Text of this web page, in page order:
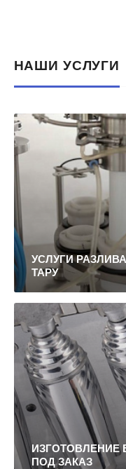
НАШИ УСЛУГИ
УСЛУГИ
ТАРУ
ПОД ЗАКАЗ